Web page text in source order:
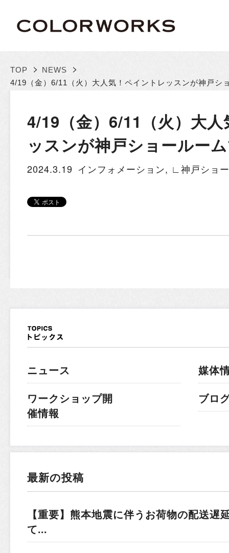
TOP > NEWS >
4/19（金）6/11（火）大人気！ペイントレッスンが神戸シ
4/19（金）6/11（火）大
ッスンが神戸ショールー
2024.3.19 インフォメーション, ∟神戸ショ
ニュース
ワークショップ開
催情報
媒体
ブロ
最新の投稿
【重要】熊本地震に伴うお荷物の配送遅
て...